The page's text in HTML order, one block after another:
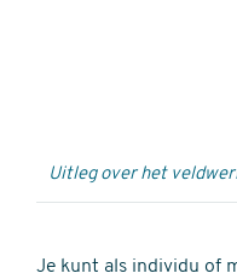
Uitleg over het
Je kunt als individu of